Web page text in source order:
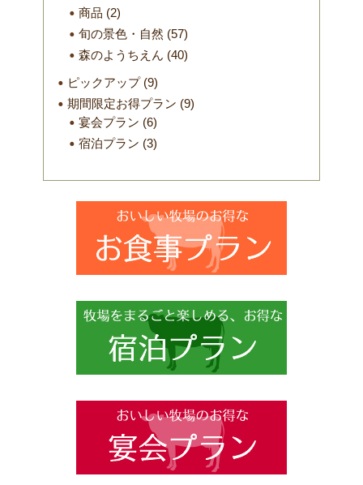
商品 (2)
旬の景色・自然 (57)
森のようちえん (40)
ピックアップ(9)
期間限定お得プラン (9)
宴会プラン (6)
宿泊プラン (3)